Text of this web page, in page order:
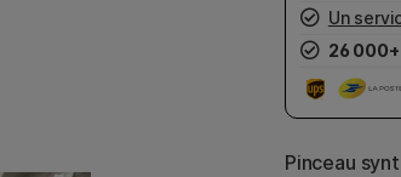
Un
26 000+
Pinceau